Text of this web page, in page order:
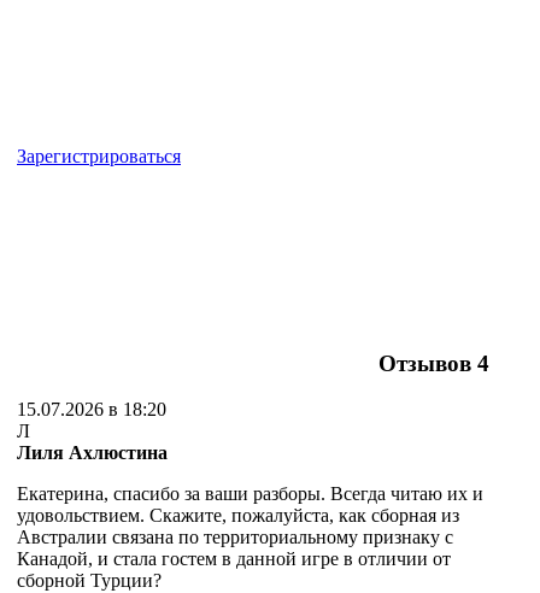
Зарегистрироваться
Отзывов 4
15.07.2026 в 18:20
Л
Лиля Ахлюстина
Екатерина, спасибо за ваши разборы. Всегда читаю их и
удовольствием. Скажите, пожалуйста, как сборная из
Австралии связана по территориальному признаку с
Канадой, и стала гостем в данной игре в отличии от
сборной Турции?